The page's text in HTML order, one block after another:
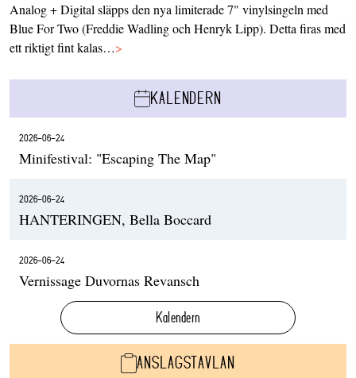
Analog + Digital släpps den nya limiterade 7" vinylsingeln med
Blue For Two (Freddie Wadling och Henryk Lipp). Detta firas med
ett riktigt fint kalas…>
KALENDERN
2026-06-24
Minifestival: "Escaping The Map"
2026-06-24
HANTERINGEN, Bella Boccard
2026-06-24
Vernissage Duvornas Revansch
Kalendern
ANSLAGSTAVLAN